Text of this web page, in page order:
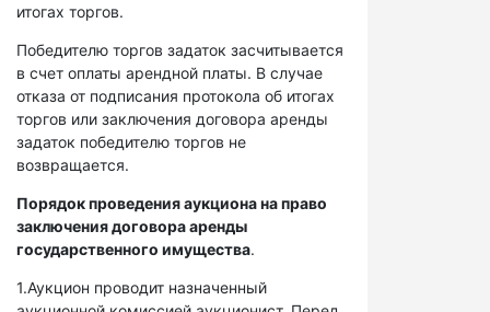
итогах торгов.
Победителю торгов задаток засчитывается
в счет оплаты арендной платы. В случае
отказа от подписания протокола об итогах
торгов или заключения договора аренды
задаток победителю торгов не
возвращается.
Порядок проведения аукциона на право
заключения договора аренды
государственного имущества.
1.Аукцион проводит назначенный